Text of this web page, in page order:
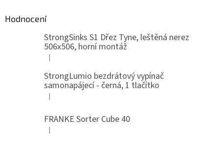
Hodnocení
StrongSinks S1 Dřez Tyne, leštěná nerez
506x506, horní montáž
Hodnocení produktu je 5 z 5 hvězdiček.
|
StrongLumio bezdrátový vypínač
samonapájecí - černá, 1 tlačítko
Hodnocení produktu je 4 z 5 hvězdiček.
|
FRANKE Sorter Cube 40
Hodnocení produktu je 3 z 5 hvězdiček.
|